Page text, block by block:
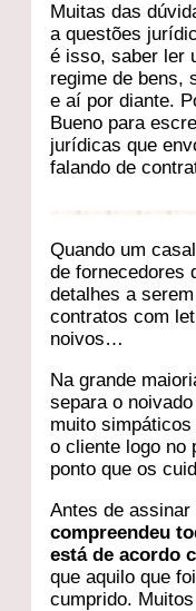
Muitas das
a questões
é isso, saber ler
regime de bens,
e aí por diante.
Bueno para
jurídicas que
falando de
Quando um
de fornecedores
detalhes a
contratos com
noivos…
Na grande
separa o
muito
o cliente logo no
ponto que os
Antes de
compreendeu
está de acordo
que aquilo que
cumprido.